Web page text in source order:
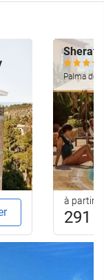
Palma de
à partir
291